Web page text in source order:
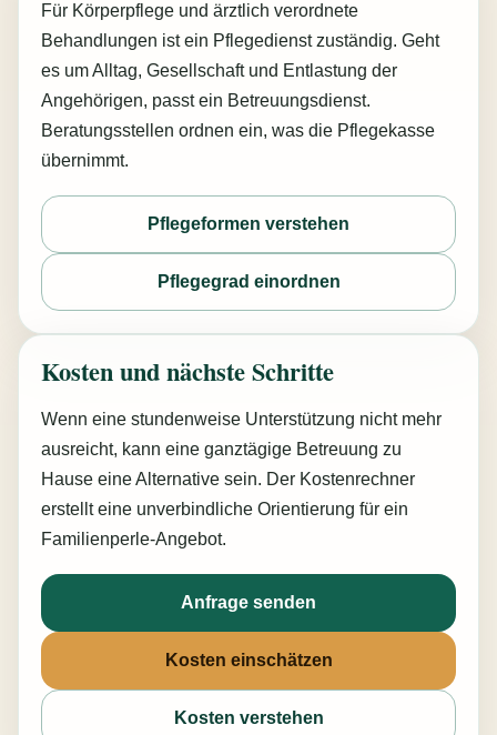
Für Körperpflege und ärztlich verordnete
Behandlungen ist ein Pflegedienst zuständig. Geht
es um Alltag, Gesellschaft und Entlastung der
Angehörigen, passt ein Betreuungsdienst.
Beratungsstellen ordnen ein, was die Pflegekasse
übernimmt.
Pflegeformen verstehen
Pflegegrad einordnen
Kosten und nächste Schritte
Wenn eine stundenweise Unterstützung nicht mehr
ausreicht, kann eine ganztägige Betreuung zu
Hause eine Alternative sein. Der Kostenrechner
erstellt eine unverbindliche Orientierung für ein
Familienperle-Angebot.
Anfrage senden
Kosten einschätzen
Kosten verstehen